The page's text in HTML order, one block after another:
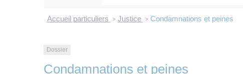
Accueil particuliers > Justice > Condamnations et peines
Dossier
Condamnations et peines